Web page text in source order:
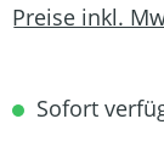
Preise inkl.
Sofort